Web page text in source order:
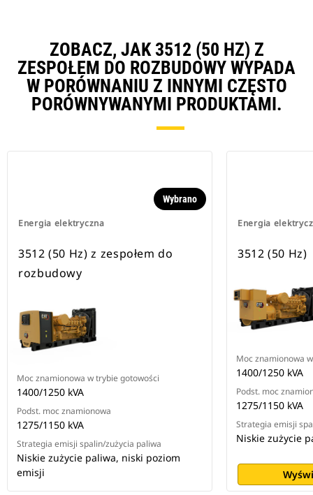
ZOBACZ, JAK 3512 (50 HZ) Z
ZESPOŁEM DO ROZBUDOWY WYPADA
W PORÓWNANIU Z INNYMI CZĘSTO
PORÓWNYWANYMI PRODUKTAMI.
Energia elektryczna
Wybrano
3512 (50 Hz) z zespołem do
rozbudowy
Moc znamionowa w trybie gotowości
1400/1250 kVA
Podst. moc znamionowa
1275/1150 kVA
Strategia emisji spalin/zużycia paliwa
Niskie zużycie paliwa, niski poziom
emisji
Energia
3512 (50 Hz)
Moc znamionowa
1400/1250 kVA
Podst. moc
1275/1150 kVA
Strategia emisji
Niskie zużycie